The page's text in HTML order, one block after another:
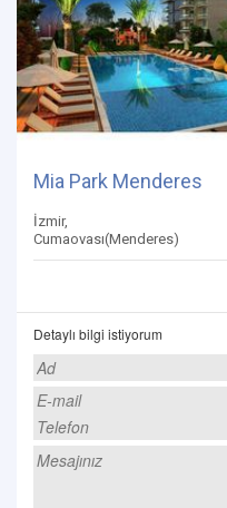
Mia Park Menderes
İzmir,
Cumaovası(Menderes)
Detaylı bilgi istiyorum